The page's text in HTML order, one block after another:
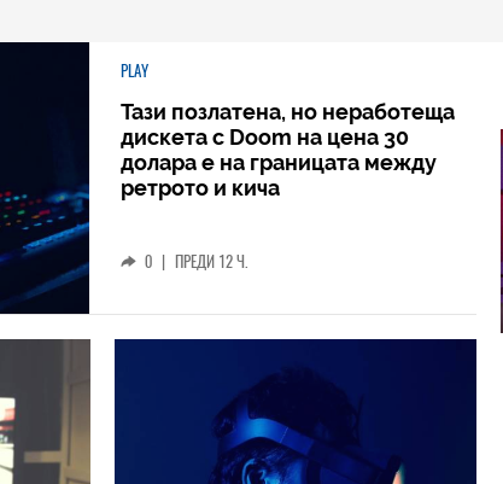
PLAY
Тази позлатена, но неработеща
дискета с Doom на цена 30
долара е на границата между
ретрото и кича
0 | ПРЕДИ 12 Ч.